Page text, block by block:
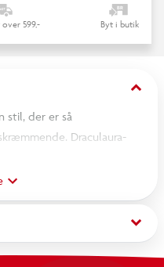
599,- Byt i butik
keyboard_arrow_down
stil, der er så
Draculaura-
er hendes trofaste
ved hendes sid, så
eventyr. Dukken
kan variere.
keyboard_arrow_down